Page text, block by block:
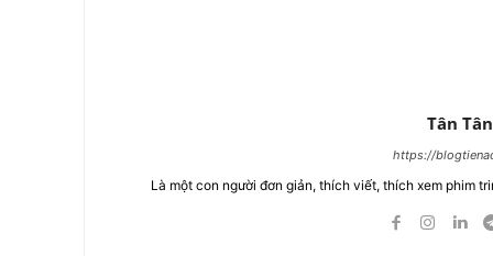
Tân Tân
https://
Là một con người đơn giản, thích viết, thích xem phim